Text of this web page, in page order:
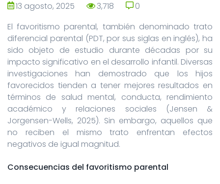
13 agosto, 2025 3,718
0
El favoritismo parental, también denominado trato
diferencial parental (PDT, por sus siglas en inglés), ha
sido objeto de estudio durante décadas por su
impacto significativo en el desarrollo infantil. Diversas
investigaciones han demostrado que los hijos
favorecidos tienden a tener mejores resultados en
términos de salud mental, conducta, rendimiento
académico y relaciones sociales (Jensen &
Jorgensen-Wells, 2025). Sin embargo, aquellos que
no reciben el mismo trato enfrentan efectos
negativos de igual magnitud.
Consecuencias del favoritismo parental